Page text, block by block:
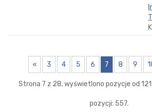
« 3 4 5 6 7 8 9
Strona 7 z 28, wyświetlono pozycje od 121
pozycji: 557.